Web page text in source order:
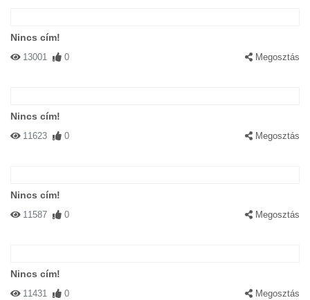
Nincs cím!
13001 0 Megosztás
Nincs cím!
11623 0 Megosztás
Nincs cím!
11587 0 Megosztás
Nincs cím!
11431 0 Megosztás